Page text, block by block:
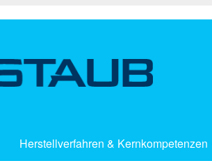
Herstellverfahren & Kernkompetenzen